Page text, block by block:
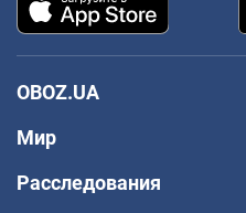
OBOZ.UA
Мир
Расследования